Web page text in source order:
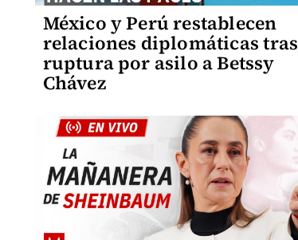
México y Perú restablecen
relaciones diplomáticas tras
ruptura por asilo a Betssy
Chávez